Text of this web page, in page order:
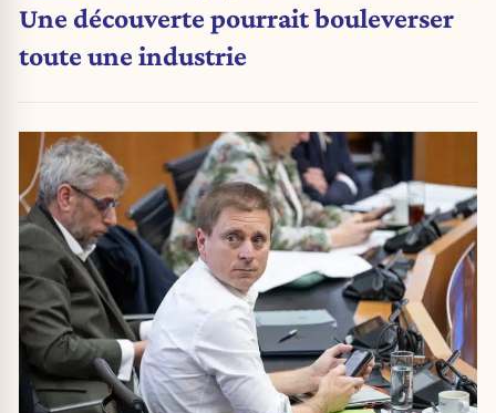
Une découverte pourrait bouleverser
toute une industrie